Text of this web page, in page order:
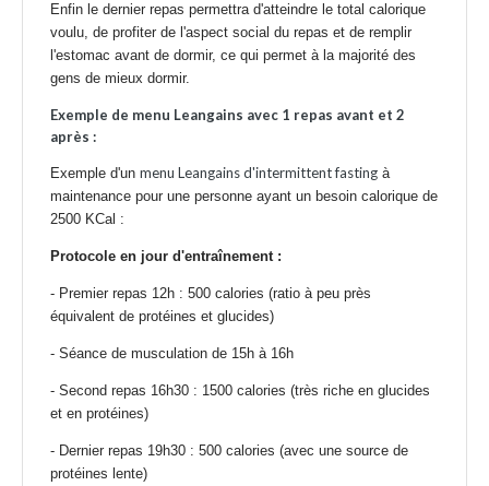
Enfin le dernier repas permettra d'atteindre le total calorique
voulu, de profiter de l'aspect social du repas et de remplir
l'estomac avant de dormir, ce qui permet à la majorité des
gens de mieux dormir.
Exemple de menu Leangains avec 1 repas avant et 2
après :
Exemple d'un menu Leangains d'intermittent fasting à
maintenance pour une personne ayant un besoin calorique de
2500 KCal :
Protocole en jour d'entraînement :
- Premier repas 12h : 500 calories (ratio à peu près
équivalent de protéines et glucides)
- Séance de musculation de 15h à 16h
- Second repas 16h30 : 1500 calories (très riche en glucides
et en protéines)
- Dernier repas 19h30 : 500 calories (avec une source de
protéines lente)